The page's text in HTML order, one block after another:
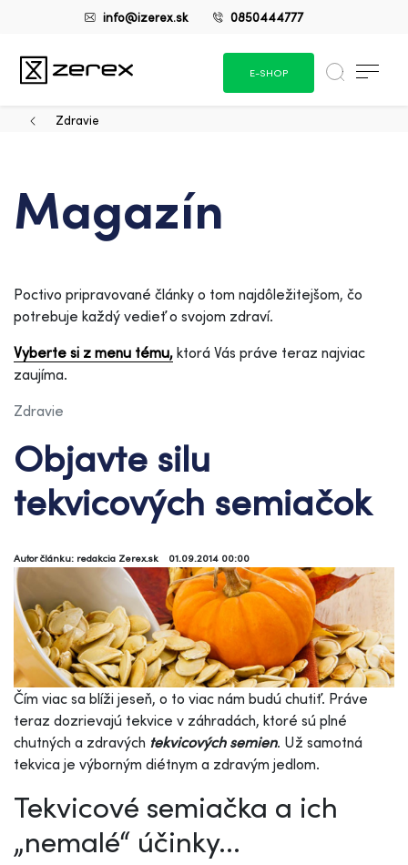
info@izerex.sk 0850444777
E-SHOP
Zdravie
Magazín
Poctivo pripravované články o tom najdôležitejšom, čo
potrebuje každý vedieť o svojom zdraví.
Vyberte si z menu tému, ktorá Vás práve teraz najviac
zaujíma.
Zdravie
Objavte silu
tekvicových semiačok
Autor článku: redakcia Zerex.sk 01.09.2014 00:00
Čím viac sa blíži jeseň, o to viac nám budú chutiť. Práve
teraz dozrievajú tekvice v záhradách, ktoré sú plné
chutných a zdravých tekvicových semien. Už samotná
tekvica je výborným diétnym a zdravým jedlom.
Tekvicové semiačka a ich
„nemalé“ účinky...